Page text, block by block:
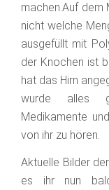
machen.Auf dem
nicht welche
ausgefüllt mit
der Knochen ist
hat das Hirn
wurde alles
Medikamente
von ihr zu hören.
Aktuelle Bilder
es ihr nun